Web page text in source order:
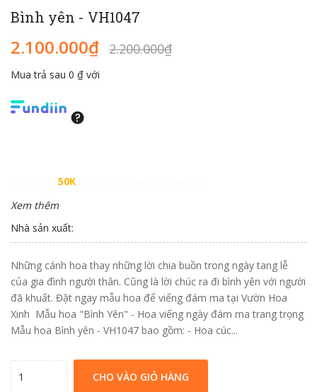
Bình yên - VH1047
2.100.000₫ 2.200.000₫
Mua trả sau 0 ₫ với
50K
Xem thêm
Nhà sản xuất:
Những cánh hoa thay những lời chia buồn trong ngày tang lễ
của gia đình người thân. Cũng là lời chúc ra đi bình yên với người
đã khuất. Đặt ngay mẫu hoa để viếng đám ma tại Vườn Hoa
Xinh Mẫu hoa "Bình Yên" - Hoa viếng ngày đám ma trang trọng
Mẫu hoa Bình yên - VH1047 bao gồm: - Hoa cúc...
CHO VÀO GIỎ HÀNG